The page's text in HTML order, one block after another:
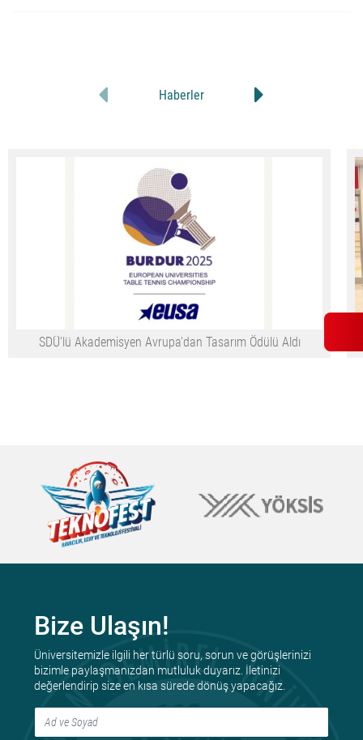
Haberler
SDÜ'lü Akademisyen Avrupa'dan Tasarım Ödülü Aldı
Bize Ulaşın!
Üniversitemizle ilgili her türlü soru, sorun ve görüşlerinizi
bizimle paylaşmanızdan mutluluk duyarız. İletinizi
değerlendirip size en kısa sürede dönüş yapacağız.